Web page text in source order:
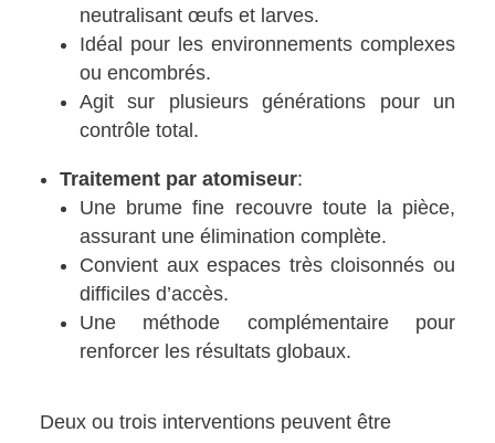
neutralisant œufs et larves.
Idéal pour les environnements complexes
ou encombrés.
Agit sur plusieurs générations pour un
contrôle total.
Traitement par atomiseur:
Une brume fine recouvre toute la pièce,
assurant une élimination complète.
Convient aux espaces très cloisonnés ou
difficiles d’accès.
Une méthode complémentaire pour
renforcer les résultats globaux.
Deux ou trois interventions peuvent être